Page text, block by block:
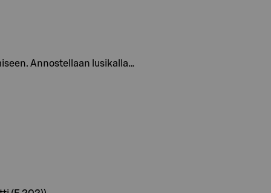
Annostellaan lusikalla…